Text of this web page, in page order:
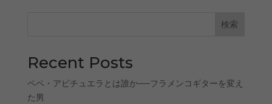
検索
Recent Posts
ペペ・アビチュエラとは誰か──フラメンコギターを変え
た男